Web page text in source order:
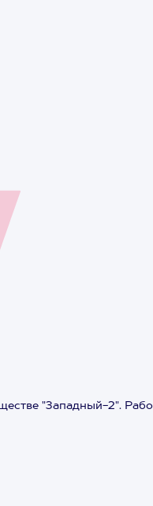
"Западный-2".